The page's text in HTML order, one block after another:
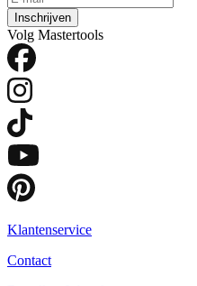
Inschrijven
Volg Mastertools
Klantenservice
Contact